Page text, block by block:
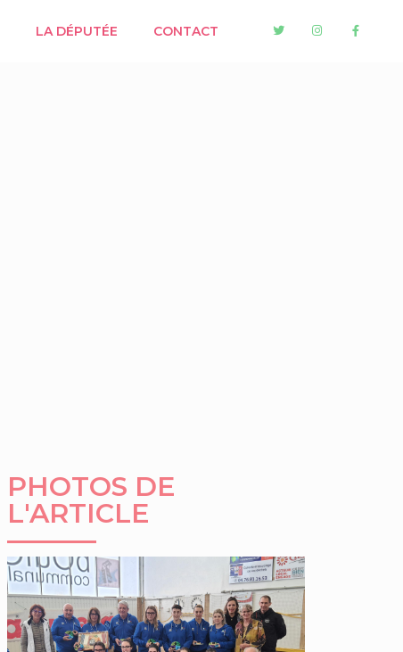
LA DÉPUTÉE CONTACT
PHOTOS DE
L'ARTICLE